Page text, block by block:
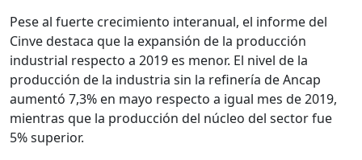
Pese al fuerte crecimiento interanual, el informe del
Cinve destaca que la expansión de la producción
industrial respecto a 2019 es menor. El nivel de la
producción de la industria sin la refinería de Ancap
aumentó 7,3% en mayo respecto a igual mes de 2019,
mientras que la producción del núcleo del sector fue
5% superior.